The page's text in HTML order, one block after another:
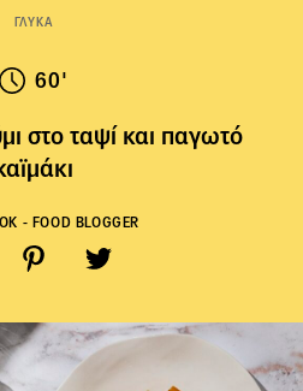
ΓΛΥΚΑ
60'
στο ταψί και παγωτό
- FOOD BLOGGER